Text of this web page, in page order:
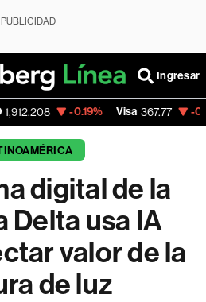
PUBLICIDAD
Ingresar
Visa 367.77 -0.21%
digital de la
Delta usa IA
valor de la
de luz